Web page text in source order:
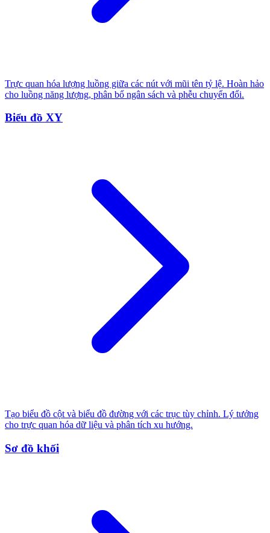
Trực quan hóa lượng luồng giữa các nút với mũi tên tỷ lệ. Hoàn hảo
cho luồng năng lượng, phân bổ ngân sách và phễu chuyển đổi.
Biểu đồ XY
Tạo biểu đồ cột và biểu đồ đường với các trục tùy chỉnh. Lý tưởng
cho trực quan hóa dữ liệu và phân tích xu hướng.
Sơ đồ khối